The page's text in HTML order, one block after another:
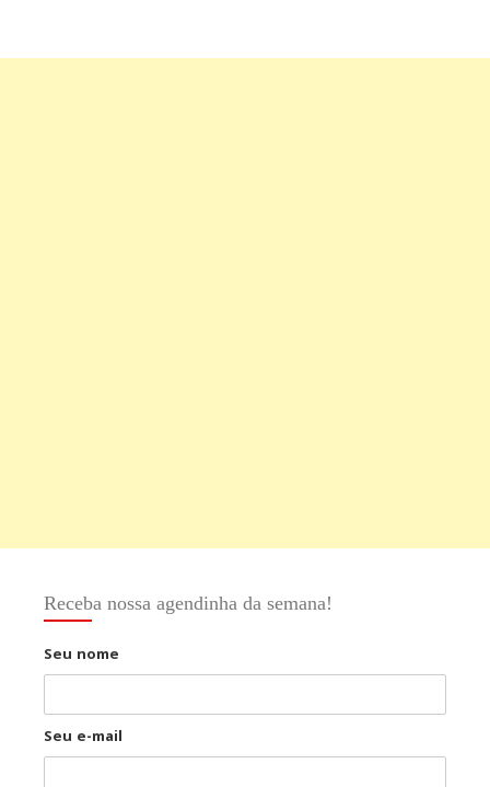
Receba nossa agendinha da semana!
Seu nome
Seu e-mail